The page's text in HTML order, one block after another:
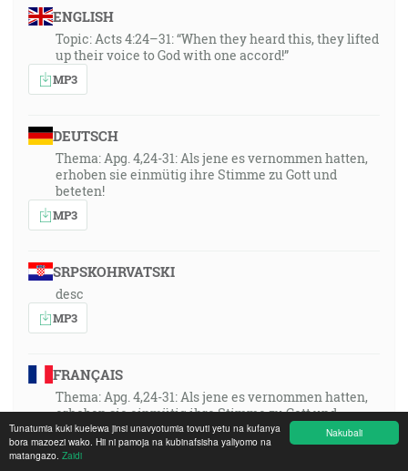
Nakubali
Tunatumia kuki kuelewa jinsi unavyotumia tovuti yetu na kufanya
bora mazoezi wako. Hii ni pamoja na kubinafsisha yaliyomo na
matangazo. Zaidi
ENGLISH
Topic: Acts 4:24–31: “When they heard this, they lifted
up their voice to God with one accord!”
MP3
DEUTSCH
Thema: Apg. 4,24-31: Als jene es vernommen hatten,
erhoben sie einmütig ihre Stimme zu Gott und
beteten!
MP3
SRPSKOHRVATSKI
desc
MP3
FRANÇAIS
Thema: Apg. 4,24-31: Als jene es vernommen hatten,
erhoben sie einmütig ihre Stimme zu Gott und
beteten!
MP3